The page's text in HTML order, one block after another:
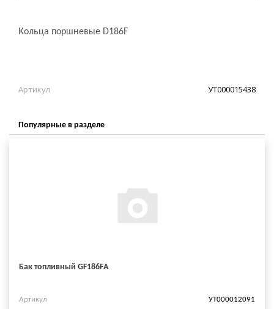
Кольца поршневые D186F
Артикул УТ000015438
Популярные в разделе
Бак топливный GF186FА
Артикул УТ000012091